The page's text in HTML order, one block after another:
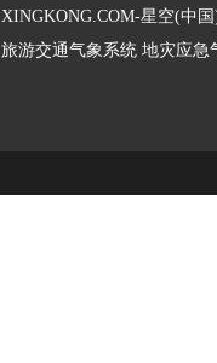
XINGKONG.COM-星空(中
旅游交通气象系统 地灾应急